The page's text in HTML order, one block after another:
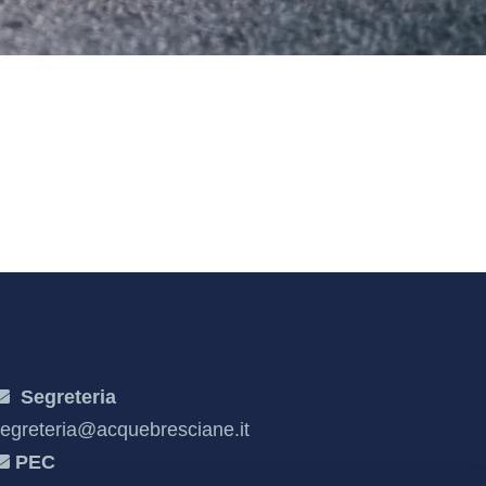
Segreteria
PEC